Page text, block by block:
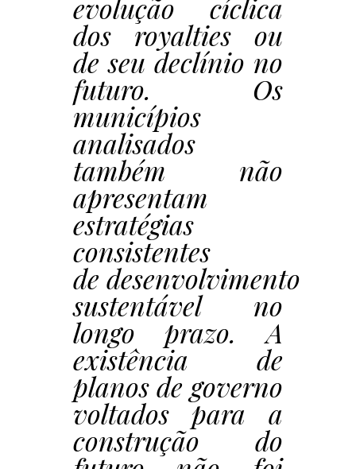
evolução cíclica
dos royalties ou
de seu declínio no
futuro. Os
municípios
analisados
também não
apresentam
estratégias
consistentes
de desenvolvimento
sustentável no
longo prazo. A
existência de
planos de governo
voltados para a
construção do